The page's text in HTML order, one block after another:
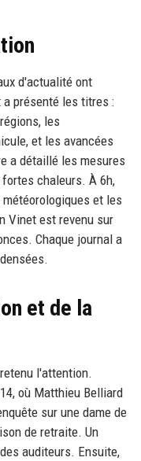
d'actualité ont
présenté les titres :
les
et les avancées
a détaillé les mesures
chaleurs. À 6h,
et les
Vinet est revenu sur
Chaque journal a
et de la
l'attention.
où Matthieu Belliard
sur une dame de
de retraite. Un
auditeurs. Ensuite,